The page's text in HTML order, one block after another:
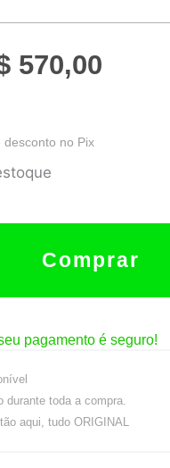
570,00
desconto no Pix
Comprar
pagamento é seguro!
toda a compra.
aqui, tudo ORIGINAL